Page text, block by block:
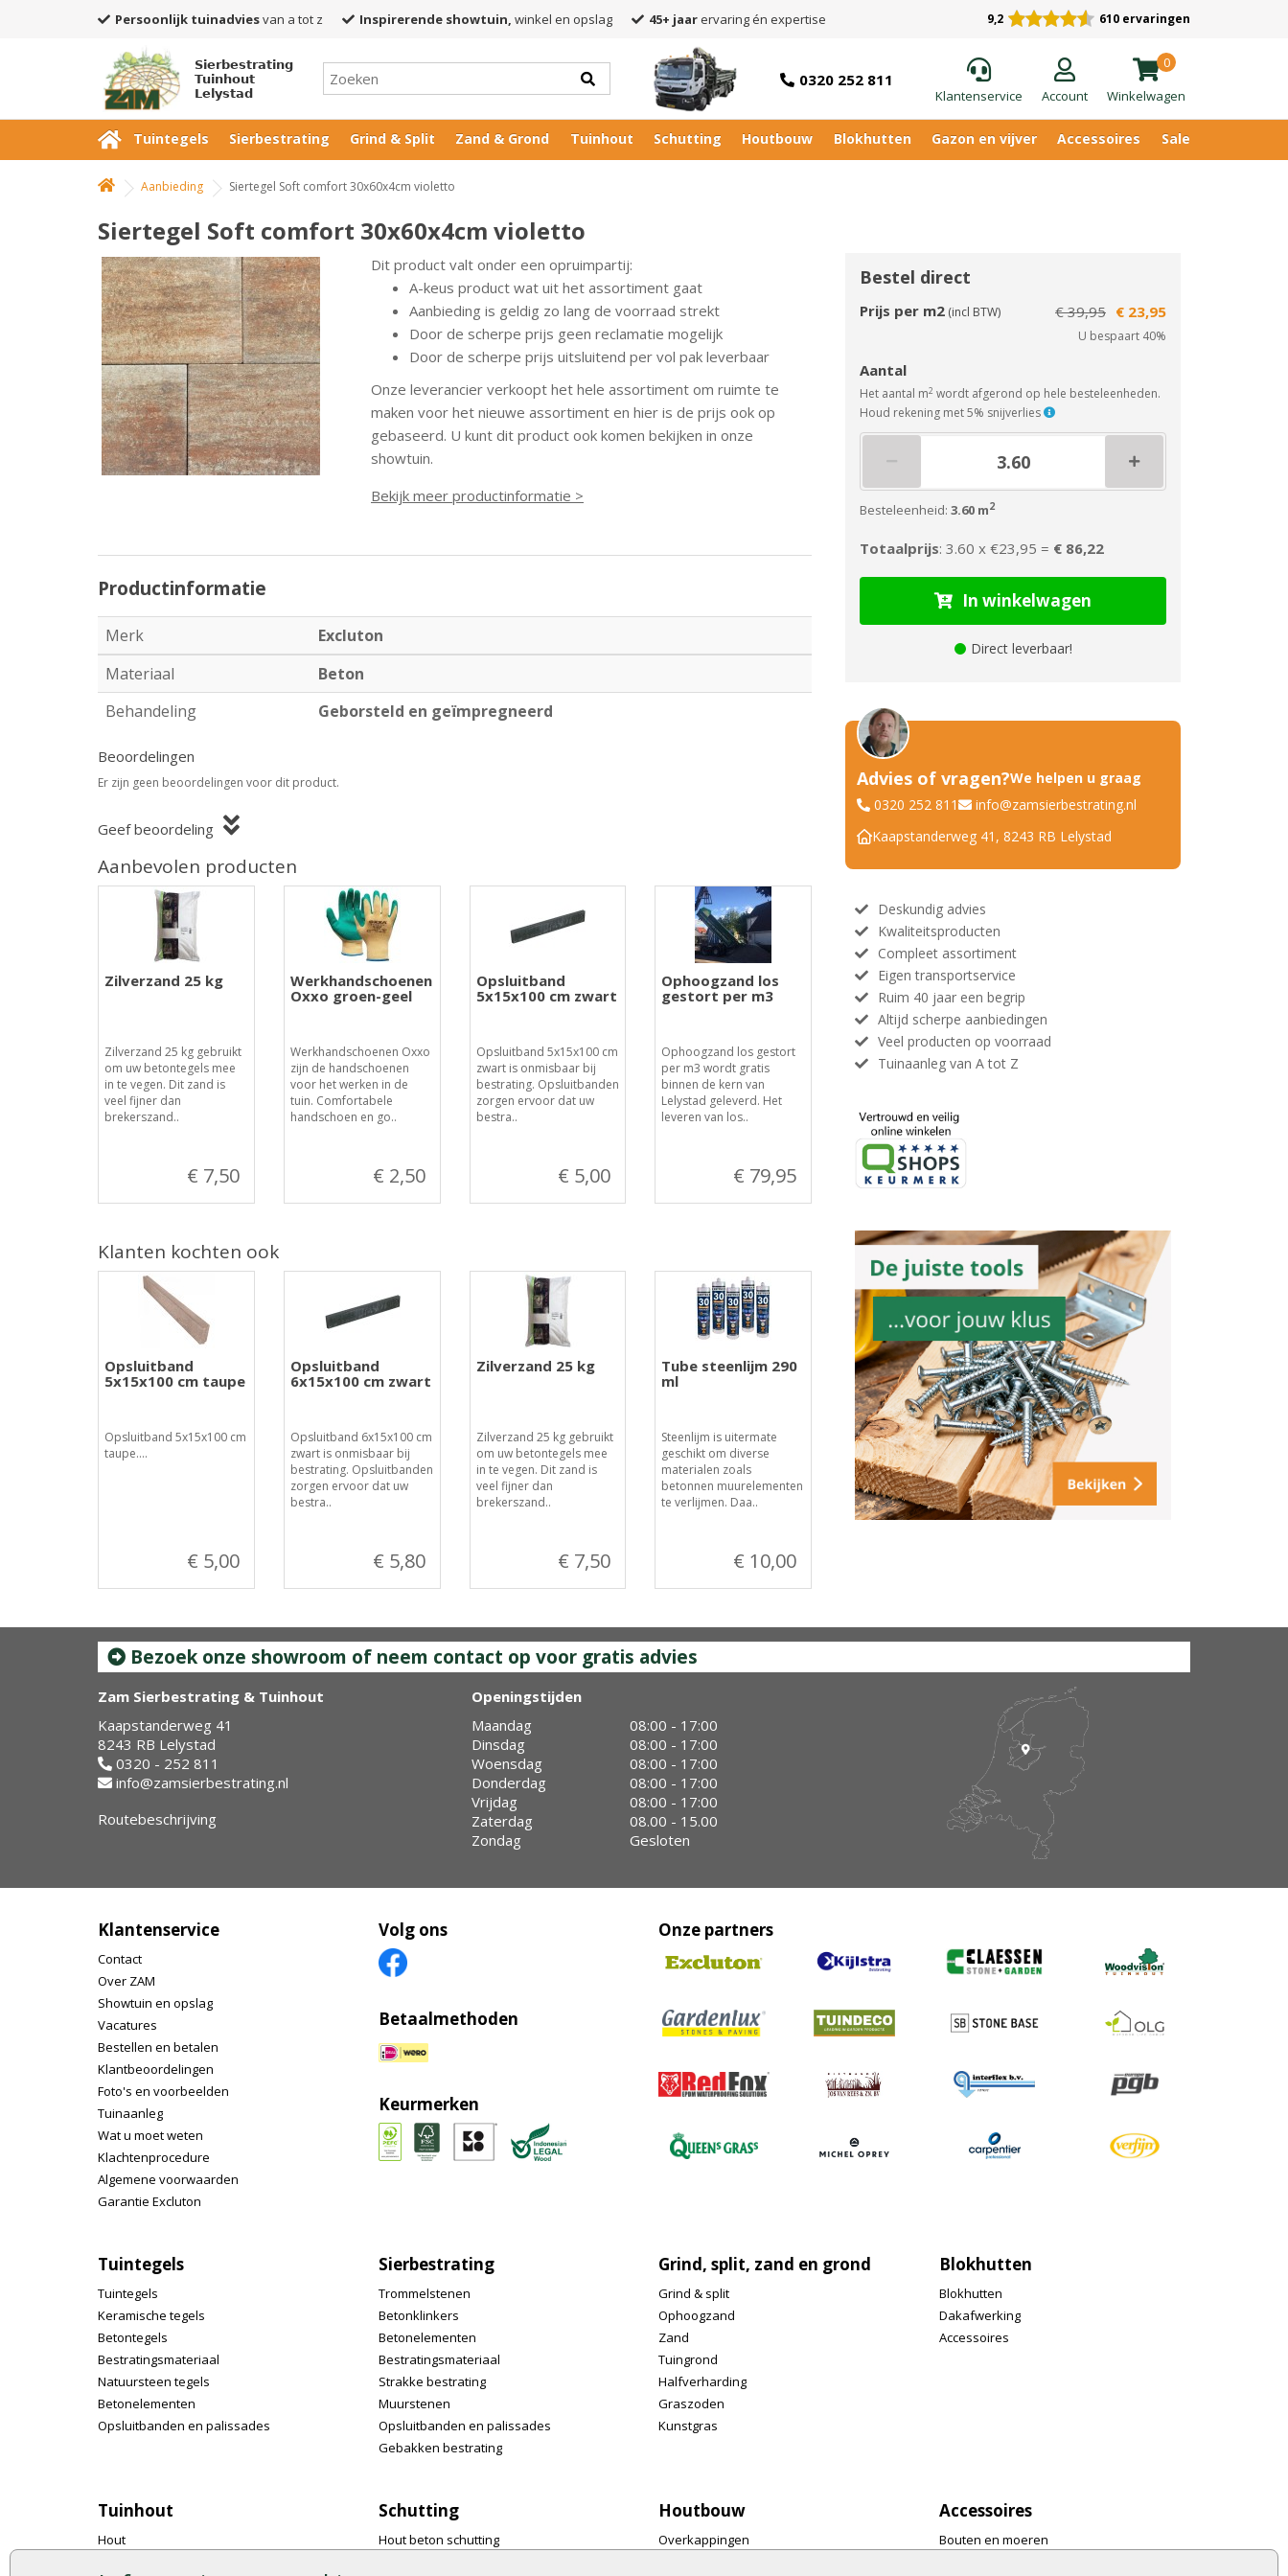
Persoonlijk tuinadviesvan a tot z Inspirerende showtuin, winkel en opslag 45+ jaar ervaring én expertise 9,2 610 ervaringen
Sierbestrating
Tuinhout
Lelystad
0320 252 811
Klantenservice Account
0
Winkelwagen
Tuintegels Sierbestrating Grind & Split Zand & Grond Tuinhout Schutting Houtbouw Blokhutten Gazon en vijver Accessoires Sale
Aanbieding Siertegel Soft comfort 30x60x4cm violetto
Siertegel Soft comfort 30x60x4cm violetto
Dit product valt onder een opruimpartij:
A-keus product wat uit het assortiment gaat
Aanbieding is geldig zo lang de voorraad strekt
Door de scherpe prijs geen reclamatie mogelijk
Door de scherpe prijs uitsluitend per vol pak leverbaar
Onze leverancier verkoopt het hele assortiment om ruimte te
maken voor het nieuwe assortiment en hier is de prijs ook op
gebaseerd. U kunt dit product ook komen bekijken in onze
showtuin.
Bekijk meer productinformatie >
Productinformatie
Merk
Excluton
Materiaal
Beton
Behandeling
Geborsteld en geïmpregneerd
Beoordelingen
Er zijn geen beoordelingen voor dit product.
Geef beoordeling
Aanbevolen producten
Zilverzand 25 kg
Zilverzand 25 kg gebruikt
om uw betontegels mee
in te vegen. Dit zand is
veel fijner dan
brekerszand..
€ 7,50
Werkhandschoenen
Oxxo groen-geel
Werkhandschoenen Oxxo
zijn de handschoenen
voor het werken in de
tuin. Comfortabele
handschoen en go..
€ 2,50
Opsluitband
5x15x100 cm zwart
Opsluitband 5x15x100 cm
zwart is onmisbaar bij
bestrating. Opsluitbanden
zorgen ervoor dat uw
bestra..
€ 5,00
Ophoogzand los
gestort per m3
Ophoogzand los gestort
per m3 wordt gratis
binnen de kern van
Lelystad geleverd. Het
leveren van los..
€ 79,95
Klanten kochten ook
Opsluitband
5x15x100 cm taupe
Opsluitband 5x15x100 cm
taupe....
€ 5,00
Opsluitband
6x15x100 cm zwart
Opsluitband 6x15x100 cm
zwart is onmisbaar bij
bestrating. Opsluitbanden
zorgen ervoor dat uw
bestra..
€ 5,80
Zilverzand 25 kg
Zilverzand 25 kg gebruikt
om uw betontegels mee
in te vegen. Dit zand is
veel fijner dan
brekerszand..
€ 7,50
Tube steenlijm 290
ml
Steenlijm is uitermate
geschikt om diverse
materialen zoals
betonnen muurelementen
te verlijmen. Daa..
€ 10,00
Bestel direct
Prijs per m2 (incl BTW) € 39,95 € 23,95
U bespaart 40%
Aantal
Het aantal m2 wordt afgerond op hele besteleenheden.
Houd rekening met 5% snijverlies
Besteleenheid: 3.60 m2
Totaalprijs: 3.60 x €23,95 = € 86,22
In winkelwagen
Direct leverbaar!
Advies of vragen?We helpen u graag
0320 252 811
info@zamsierbestrating.nl
Kaapstanderweg 41, 8243 RB Lelystad
Deskundig advies
Kwaliteitsproducten
Compleet assortiment
Eigen transportservice
Ruim 40 jaar een begrip
Altijd scherpe aanbiedingen
Veel producten op voorraad
Tuinaanleg van A tot Z
Bezoek onze showroom of neem contact op voor gratis advies
Zam Sierbestrating & Tuinhout
Kaapstanderweg 41
8243 RB Lelystad
0320 - 252 811
info@zamsierbestrating.nl
Routebeschrijving
Openingstijden
Maandag
08:00 - 17:00
Dinsdag
08:00 - 17:00
Woensdag
08:00 - 17:00
Donderdag
08:00 - 17:00
Vrijdag
08:00 - 17:00
Zaterdag
08.00 - 15.00
Zondag
Gesloten
Klantenservice
Contact
Over ZAM
Showtuin en opslag
Vacatures
Bestellen en betalen
Klantbeoordelingen
Foto's en voorbeelden
Tuinaanleg
Wat u moet weten
Klachtenprocedure
Algemene voorwaarden
Garantie Excluton
Volg ons
Betaalmethoden
Keurmerken
Onze partners
Tuintegels
Tuintegels
Keramische tegels
Betontegels
Bestratingsmateriaal
Natuursteen tegels
Betonelementen
Opsluitbanden en palissades
Sierbestrating
Trommelstenen
Betonklinkers
Betonelementen
Bestratingsmateriaal
Strakke bestrating
Muurstenen
Opsluitbanden en palissades
Gebakken bestrating
Grind, split, zand en grond
Grind & split
Ophoogzand
Zand
Tuingrond
Halfverharding
Graszoden
Kunstgras
Blokhutten
Blokhutten
Dakafwerking
Accessoires
Tuinhout
Hout
Schutting
Hout beton schutting
Houtbouw
Overkappingen
Accessoires
Bouten en moeren